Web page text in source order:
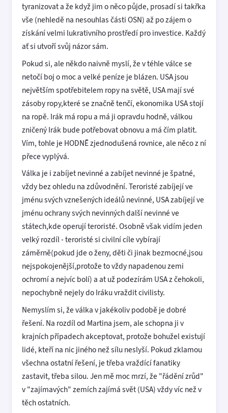
tyranizovat a že když jim o něco půjde, prosadí si takřka
vše (nehledě na nesouhlas části OSN) až po zájem o
získání velmi lukrativního prostředí pro investice. Každý
ať si utvoří svůj názor sám.
Pokud si, ale někdo naivně myslí, že v téhle válce se
netočí boj o moc a velké peníze je blázen. USA jsou
největším spotřebitelem ropy na světě, USA mají své
zásoby ropy,které se značně tenčí, ekonomika USA stojí
na ropě. Irák má ropu a má ji opravdu hodně, válkou
zničený Irák bude potřebovat obnovu a má čím platit.
Vím, tohle je HODNĚ zjednodušená rovnice, ale něco z ní
přece vyplývá.
Válka je i zabíjet nevinné a zabíjet nevinné je špatné,
vždy bez ohledu na zdůvodnění. Teroristé zabíjejí ve
jménu svých vznešených ideálů nevinné, USA zabíjejí ve
jménu ochrany svých nevinných další nevinné ve
státech,kde operují teroristé. Osobně však vidím jeden
velký rozdíl - teroristé si civilní cíle vybírají
záměrně(pokud jde o ženy, děti či jinak bezmocné,jsou
nejspokojenější,protože to vždy napadenou zemi
ochromí a nejvíc bolí) a at už podezírám USA z čehokoli,
nepochybně nejely do Iráku vraždit civilisty.
Nemyslím si, že válka v jakékoliv podobě je dobré
řešení. Na rozdíl od Martina jsem, ale schopna ji v
krajních případech akceptovat, protože bohužel existují
lidé, kteří na nic jiného než sílu neslyší. Pokud zklamou
všechna ostatní řešení, je třeba vraždící fanatiky
zastavit, třeba silou. Jen mě moc mrzí, že "řádění zrůd"
v "zajímavých" zemích zajímá svět (USA) vždy víc než v
těch ostatních.